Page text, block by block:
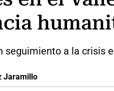
seguimiento a la crisis
Jaramillo